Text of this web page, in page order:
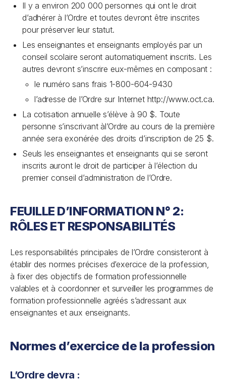
Il y a environ 200 000 personnes qui ont le droit
d’adhérer à l’Ordre et toutes devront être inscrites
pour préserver leur statut.
Les enseignantes et enseignants employés par un
conseil scolaire seront automatiquement inscrits. Les
autres devront s’inscrire eux-mêmes en composant :
le numéro sans frais 1-800-604-9430
l’adresse de l’Ordre sur Internet http://www.oct.ca.
La cotisation annuelle s’élève à 90 $. Toute
personne s’inscrivant àl’Ordre au cours de la première
année sera exonérée des droits d’inscription de 25 $.
Seuls les enseignantes et enseignants qui se seront
inscrits auront le droit de participer à l’élection du
premier conseil d’administration de l’Ordre.
FEUILLE D’INFORMATION N° 2:
RÔLES ET RESPONSABILITÉS
Les responsabilités principales de l’Ordre consisteront à
établir des normes précises d’exercice de la profession,
à fixer des objectifs de formation professionnelle
valables et à coordonner et surveiller les programmes de
formation professionnelle agréés s’adressant aux
enseignantes et aux enseignants.
Normes d’exercice de la profession
L’Ordre devra :